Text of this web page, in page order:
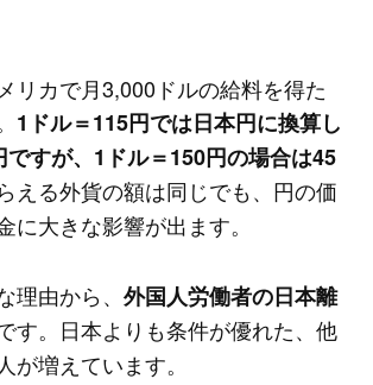
リカで月3,000ドルの給料を得た
1ドル＝115円では日本円に換算し
すが、1ドル＝150円の場合は45
える外貨の額は同じでも、円の価
に大きな影響が出ます。
理由から、 外国人労働者の日本離
す。日本よりも条件が優れた、他
が増えています。